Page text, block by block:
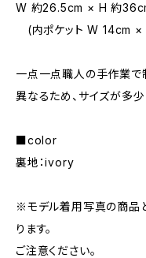
W 約26.5cm × H 約
(内ポケット W 14cm
一点一点職人の手作業で
異なるため、サイズが多
■color
裏地：ivory
※モデル着用写真の商品
ります。
ご注意ください。